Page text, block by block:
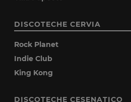
DISCOTECHE CERVIA
Rock Planet
Indie Club
King Kong
DISCOTECHE CESENATICO